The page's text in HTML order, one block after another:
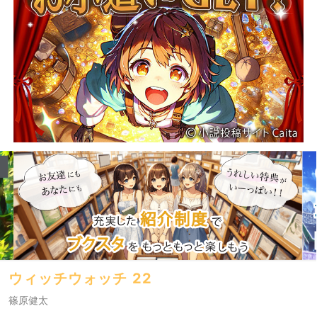
ウィッチウォッチ 22
篠原健太